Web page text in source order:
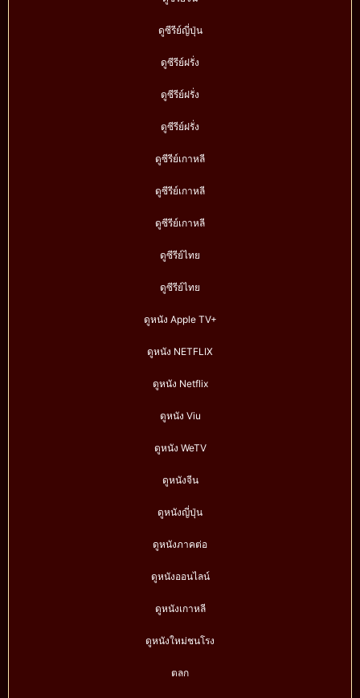
ดูซีรีย์ญี่ปุ่น
ดูซีรีย์ฝรั่ง
ดูซีรีย์ฝรั่ง
ดูซีรีย์ฝรั่ง
ดูซีรีย์เกาหลี
ดูซีรีย์เกาหลี
ดูซีรีย์เกาหลี
ดูซีรีย์ไทย
ดูซีรีย์ไทย
ดูหนัง Apple TV+
ดูหนัง NETFLIX
ดูหนัง Netflix
ดูหนัง Viu
ดูหนัง WeTV
ดูหนังจีน
ดูหนังญี่ปุ่น
ดูหนังภาคต่อ
ดูหนังออนไลน์
ดูหนังเกาหลี
ดูหนังใหม่ชนโรง
ตลก